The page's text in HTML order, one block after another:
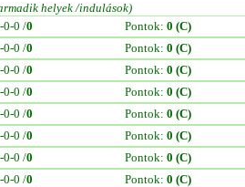
helyek /indulások)
0-0 /0 Pontok: 0 (C)
0-0 /0 Pontok: 0 (C)
0-0 /0 Pontok: 0 (C)
0-0 /0 Pontok: 0 (C)
0-0 /0 Pontok: 0 (C)
0-0 /0 Pontok: 0 (C)
0-0 /0 Pontok: 0 (C)
0-0 /0 Pontok: 0 (C)